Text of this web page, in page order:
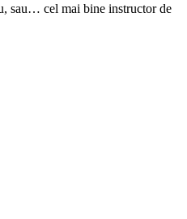
sau… cel mai bine instructor de